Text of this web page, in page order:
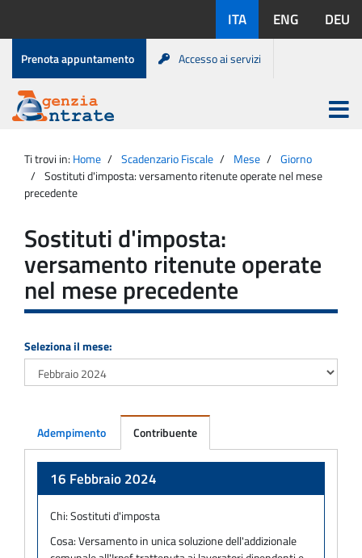
contenuto
disponibili:
ITA ENG DEU
Menu
di
servizio
Prenota appuntamento Accesso ai servizi
Agenzia
Entrate
Apri
menu
principale
Ti trovi in: Home Scadenzario Fiscale Mese
Giorno
Sostituti d'imposta: versamento ritenute operate nel mese
precedente
Sostituti d'imposta:
versamento ritenute operate
nel mese precedente
Seleziona il mese:
Adempimento Contribuente
16 Febbraio 2024
Chi:Sostituti d'imposta
Cosa:Versamento in unica soluzione dell'addizionale